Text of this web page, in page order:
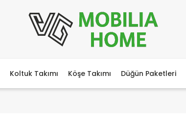
Koltuk Takımı Köşe Takımı Düğün Paketleri